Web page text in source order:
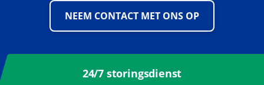
NEEM CONTACT MET ONS OP
24/7 storingsdienst